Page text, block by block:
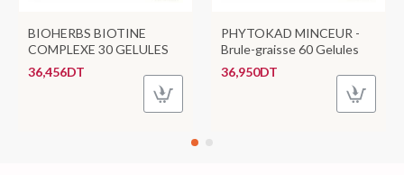
BIOHERBS BIOTINE
COMPLEXE 30 GELULES
36,456DT
PHYTOKAD MINCEUR -
Brule-graisse 60 Gelules
36,950DT